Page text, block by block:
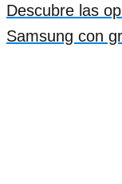
Descubre las
Samsung con